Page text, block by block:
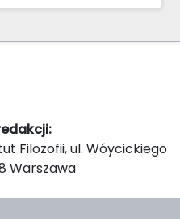
Filozofii, ul. Wóycickiego
Warszawa